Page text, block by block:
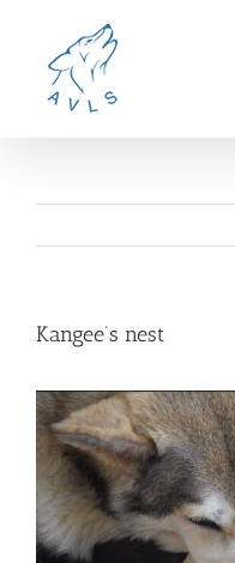
Kangee’s nest